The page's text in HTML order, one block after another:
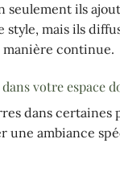
seulement ils
style, mais ils
continue.
votre espace
dans certaines
une ambiance